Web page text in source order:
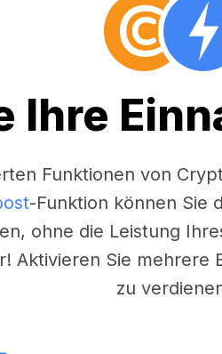
Ihre
Funktionen von
-Funktion können Sie
ohne die Leistung
Aktivieren Sie
zu